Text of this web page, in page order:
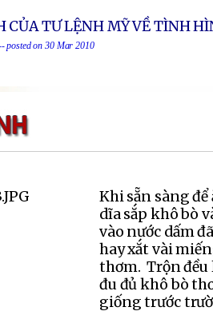
CỦA TƯ LỆNH MỸ VỀ TÌNH
posted on 30 Mar 2010
Khi sẵn sàng để
dĩa sắp khô bò
vào nước dấm
hay xắt vài
thơm. Trộn đều
đu đủ khô bò
giống trước